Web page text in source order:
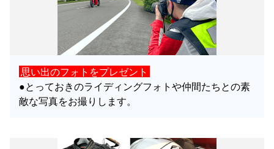
思い出のフォトをプレゼント
●とっておきのライディングフォトや仲間たちとの素
敵な写真をお撮りします。